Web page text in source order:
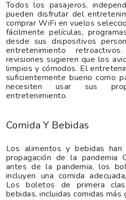
Todos los pasajeros,
pueden disfrutar del
comprar WiFi en vuelos
fácilmente películas,
desde sus dispositivos
entretenimiento
revisiones sugieren que los
limpios y cómodos. El
suficientemente bueno como
necesiten usar sus
entretenimiento.
Comida Y Bebidas
Los alimentos y bebidas
propagación de la pandemia
antes de la pandemia, los
incluyen una comida
Los boletos de primera
bebidas, incluidas comidas